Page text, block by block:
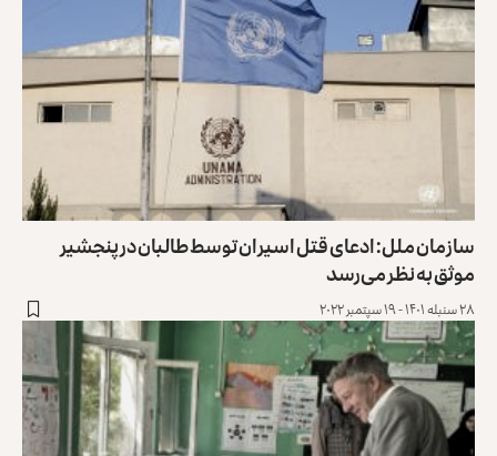
سازمان ملل: ادعای قتل اسیران توسط طالبان در پنجشیر
موثق به نظر می‌رسد
۲۸ سنبله ۱۴۰۱ - ۱۹ سپتمبر ۲۰۲۲